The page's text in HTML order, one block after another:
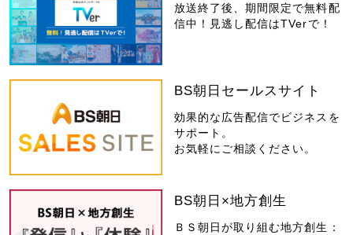
放送終了後、期間限定で無料配
信中！見逃し配信はTVerで！
BS朝日セールスサイト
効果的な広告配信でビジネスを
サポート。
お気軽にご相談ください。
BS朝日×地方創生
ＢＳ朝日が取り組む地方創生：